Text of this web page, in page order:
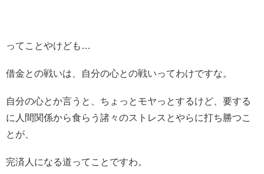
ってことやけども…
借金との戦いは、自分の心との戦いってわけですな。
自分の心とか言うと、ちょっとモヤっとするけど、要する
に人間関係から食らう諸々のストレスとやらに打ち勝つこ
とが、
完済人になる道ってことですわ。